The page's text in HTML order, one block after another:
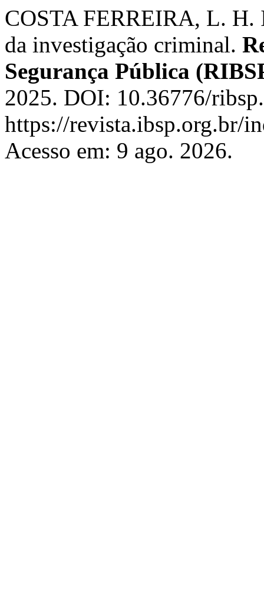
COSTA FERREIRA, L. H.
da investigação criminal.
Segurança Pública
2025. DOI: 10.36776/
https://revista.ibsp.org.br/
Acesso em: 9 ago. 2026.